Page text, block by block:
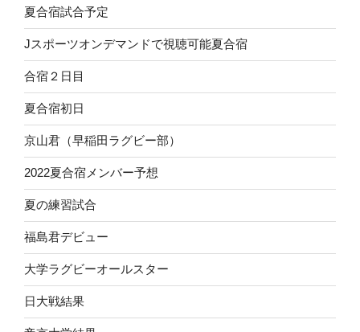
夏合宿試合予定
Jスポーツオンデマンドで視聴可能夏合宿
合宿２日目
夏合宿初日
京山君（早稲田ラグビー部）
2022夏合宿メンバー予想
夏の練習試合
福島君デビュー
大学ラグビーオールスター
日大戦結果